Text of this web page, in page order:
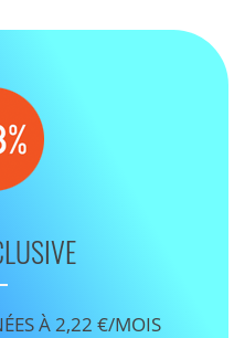
À 2,22 €/MOIS